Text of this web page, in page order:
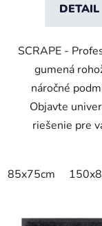
DETAIL
SCRAPE -
gumená
náročné
Objavte
riešenie pre
85x75cm